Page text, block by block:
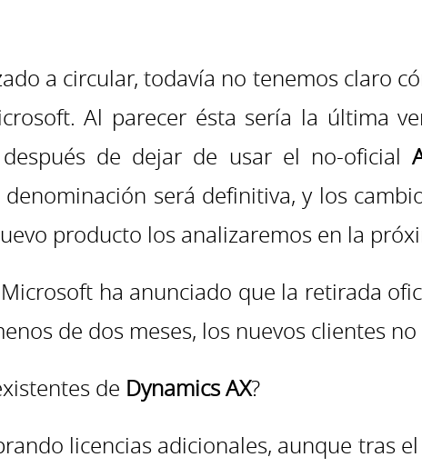
a circular, todavía no tenemos claro
Al parecer ésta sería la última
de dejar de usar el no-oficial
será definitiva, y los
producto los analizaremos en la
ha anunciado que la retirada
de dos meses, los nuevos clientes
de Dynamics AX?
licencias adicionales, aunque tras